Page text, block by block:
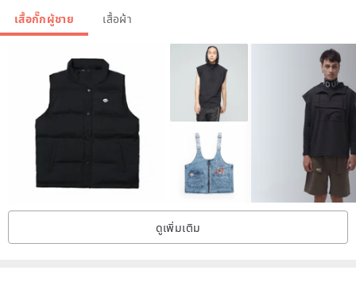
A total of 23 multiple pockets and MOLLE system settings on the
chest, back and inner side provide excellent storage functions for
daily life, crafts, gardening, DIY or outdoor camping.
In addition, NAUGHTY CAMP tactical functional small bag or grn
outdoor brand TEBURA bag can also be attached to the buckle on
the back of the vest to enhance the function and convenience of
the vest when it is used outdoors. With a high degree of loading
functionality, it releases the hands carrying large and small bags,
and enjoys the beauty and fun of activities with people in the
mountains and fields, and truly achieves the design concept of
เสื้อกั๊กผู้ชาย เสื้อผ้า
ดูเพิ่มเติม